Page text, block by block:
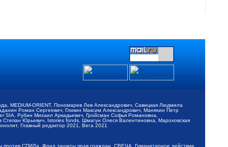
MEDIUM-ORIENT, Пономарев Лев Александрович, Савицкая Людмила
Роман Сергеевич, Гликин Максим Александрович, Маняхин Петр
Рубин Михаил Аркадьевич, Гройсман Софья Романовна,
Юрьевич, Istories fonds, Шмагун Олеся Валентиновна, Мароховская
Главный редактор 2021, Вега 2021
СПИДа, Фонд защиты прав граждан, СВЕЧА, Гуманитарное действие,